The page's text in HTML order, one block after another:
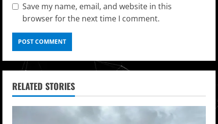
Save my name, email, and website in this
browser for the next time I comment.
RELATED STORIES